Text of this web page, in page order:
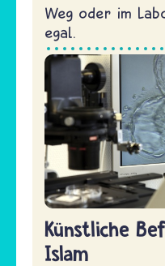
Weg oder im
egal.
Künstliche
Islam